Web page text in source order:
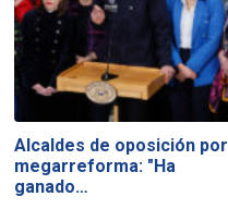
Alcaldes de oposición por
megarreforma: "Ha
ganado…